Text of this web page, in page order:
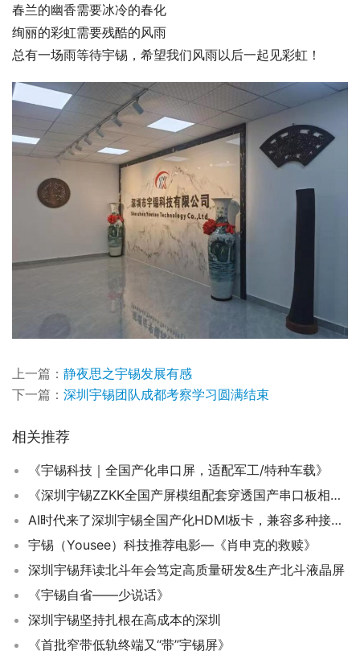
春兰的幽香需要冰冷的春化
绚丽的彩虹需要残酷的风雨
总有一场雨等待宇锡，希望我们风雨以后一起见彩虹！
上一篇： 静夜思之宇锡发展有感
下一篇： 深圳宇锡团队成都考察学习圆满结束
相关推荐
《宇锡科技｜全国产化串口屏，适配军工/特种车载》
《深圳宇锡ZZKK全国产屏模组配套穿透国产串口板相见恨晚》
AI时代来了深圳宇锡全国产化HDMI板卡，兼容多种接口显示屏
宇锡（Yousee）科技推荐电影—《肖申克的救赎》
深圳宇锡拜读北斗年会笃定高质量研发&生产北斗液晶屏
《宇锡自省——少说话》
深圳宇锡坚持扎根在高成本的深圳
《首批窄带低轨终端又“带”宇锡屏》